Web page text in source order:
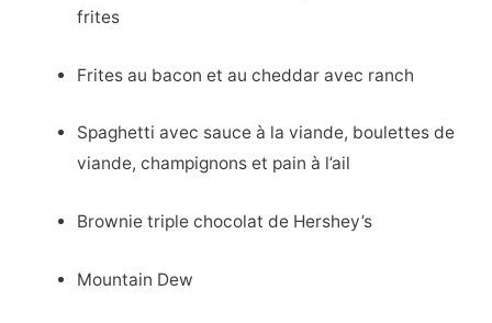
frites
Frites au bacon et au cheddar avec ranch
Spaghetti avec sauce à la viande, boulettes de
viande, champignons et pain à l’ail
Brownie triple chocolat de Hershey’s
Mountain Dew